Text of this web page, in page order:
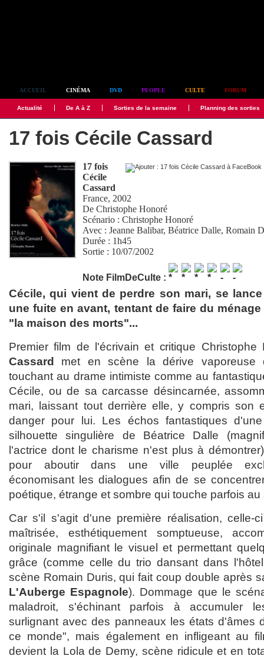
ACCUEIL CINÉMA DVD PEOPLE CULTE FORUM
Actualité De A à Z Sorties de la semaine Planning des sorties
17 fois Cécile Cassard
17 fois
Cécile
Cassard
France, 2002
DeChristophe Honoré
Scénario :Christophe Honoré
Avec :Jeanne Balibar,Béatrice Dalle,Romain
Durée : 1h45
Sortie : 10/07/2002
Note FilmDeCulte :
Cécile, qui vient de perdre son mari, se
une fuite en avant, tentant de faire du
"la maison des morts"...
Premier film de l'écrivain et critique
Cassard
met en scène la dérive vaporeuse
touchant au drame intimiste comme au
Cécile, ou de sa carcasse désincarnée,
mari, laissant tout derrière elle, y compris son
danger pour lui. Les échos fantastiques
silhouette singulière de Béatrice Dalle
l'actrice dont le charisme n'est plus à
pour aboutir dans une ville peuplée
économisant les dialogues afin de se
poétique, étrange et sombre qui touche parfois au
Car s'il s'agit d'une première réalisation, celle-
maîtrisée, esthétiquement somptueuse,
originale magnifiant le visuel et permettant
grâce (comme celle du trio dansant dans
scène Romain Duris, qui fait coup double après
L'Auberge Espagnole). Dommage que le
maladroit, s'échinant parfois à accumuler
surlignant avec des panneaux les états d'âmes
ce monde", mais également en infligeant au
devient la Lola de Demy, scène ridicule et en